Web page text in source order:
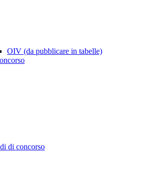
OIV (da pubblicare in tabelle)
di concorso